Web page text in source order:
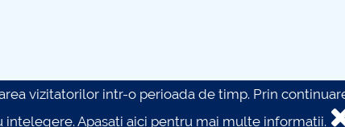
vizitatorilor intr-o perioada de timp. Prin
intelegere.Apasati aici pentru mai multe informatii.